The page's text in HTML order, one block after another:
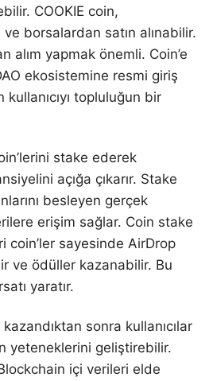
COOKIE coin,
borsalardan satın alınabilir.
alım yapmak önemli. Coin’e
ekosistemine resmi giriş
kullanıcıyı topluluğun bir
stake ederek
açığa çıkarır. Stake
besleyen gerçek
erişim sağlar. Coin stake
coin’ler sayesinde AirDrop
ve ödüller kazanabilir. Bu
yaratır.
sonra kullanıcılar
yeteneklerini geliştirebilir.
içi verileri elde